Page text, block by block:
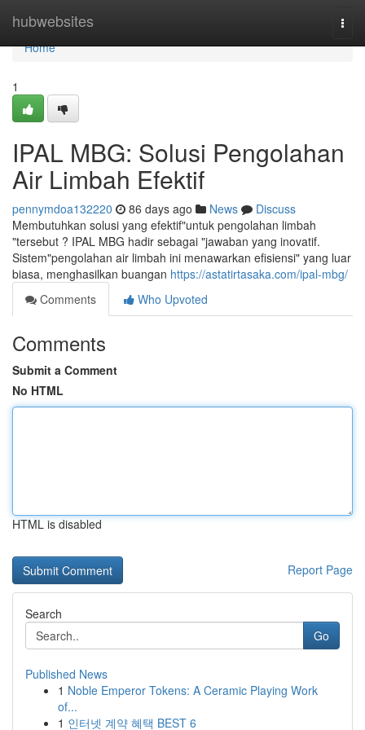
hubwebsites
Home
Home
1
IPAL MBG: Solusi Pengolahan
Air Limbah Efektif
pennymdoa132220 86 days ago News
Discuss
Membutuhkan solusi yang efektif"untuk pengolahan limbah
"tersebut ? IPAL MBG hadir sebagai "jawaban yang inovatif.
Sistem"pengolahan air limbah ini menawarkan efisiensi" yang luar
biasa, menghasilkan buangan https://astatirtasaka.com/ipal-mbg/
Comments
Who Upvoted
Comments
Submit a Comment
No HTML
HTML is disabled
Report Page
Search
Go
Published News
1 Noble Emperor Tokens: A Ceramic Playing Work
of...
1 인터넷 계약 혜택 BEST 6